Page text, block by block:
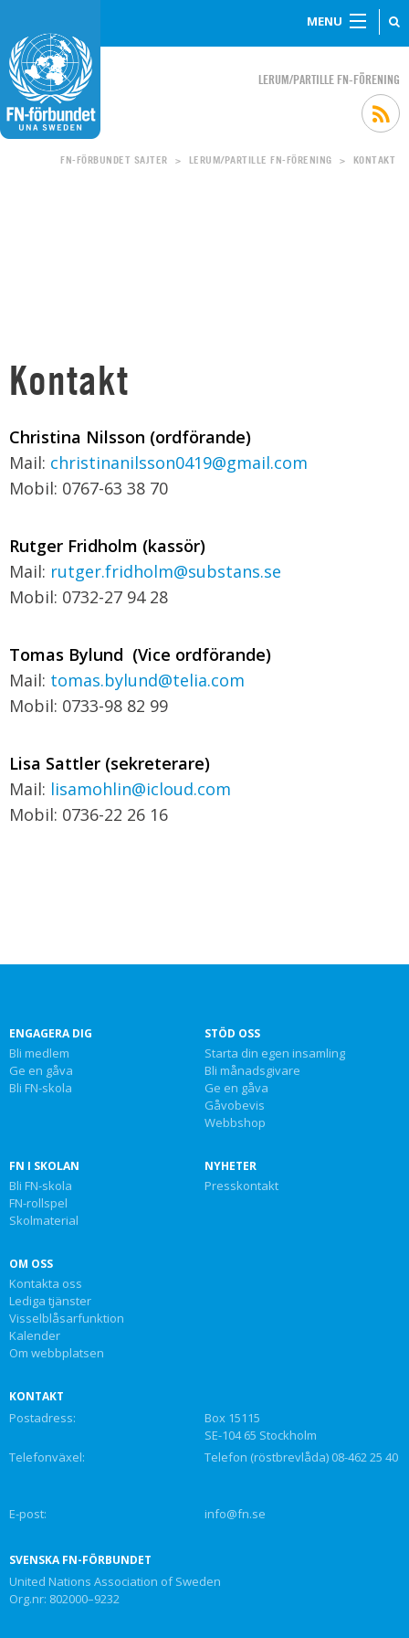
MENU
LERUM/PARTILLE FN-FÖRENING
FN-FÖRBUNDET SAJTER > LERUM/PARTILLE FN-FÖRENING > KONTAKT
Kontakt
Christina Nilsson (ordförande)
Mail: christinanilsson0419@gmail.com
Mobil: 0767-63 38 70
Rutger Fridholm (kassör)
Mail: rutger.fridholm@substans.se
Mobil: 0732-27 94 28
Tomas Bylund (Vice ordförande)
Mail: tomas.bylund@telia.com
Mobil: 0733-98 82 99
Lisa Sattler (sekreterare)
Mail: lisamohlin@icloud.com
Mobil: 0736-22 26 16
ENGAGERA DIG
Bli medlem
Ge en gåva
Bli FN-skola
STÖD OSS
Starta din egen insamling
Bli månadsgivare
Ge en gåva
Gåvobevis
Webbshop
FN I SKOLAN
Bli FN-skola
FN-rollspel
Skolmaterial
NYHETER
Presskontakt
OM OSS
Kontakta oss
Lediga tjänster
Visselblåsarfunktion
Kalender
Om webbplatsen
KONTAKT
Postadress:
Box 15115
SE-104 65 Stockholm
Telefonväxel:
Telefon (röstbrevlåda) 08-462 25 40
E-post: info@fn.se
SVENSKA FN-FÖRBUNDET
United Nations Association of Sweden
Org.nr: 802000–9232